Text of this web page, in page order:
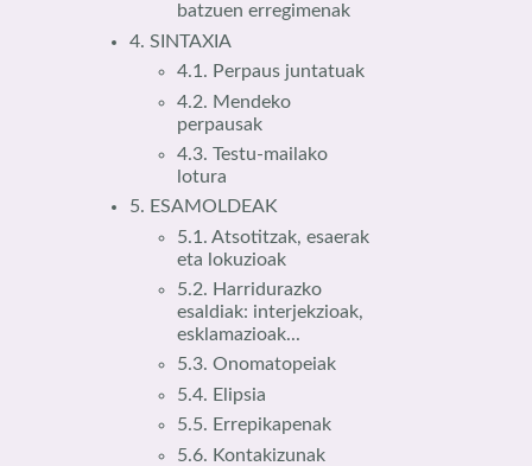
batzuen erregimenak
4. SINTAXIA
4.1. Perpaus juntatuak
4.2. Mendeko
perpausak
4.3. Testu-mailako
lotura
5. ESAMOLDEAK
5.1. Atsotitzak, esaerak
eta lokuzioak
5.2. Harridurazko
esaldiak: interjekzioak,
esklamazioak...
5.3. Onomatopeiak
5.4. Elipsia
5.5. Errepikapenak
5.6. Kontakizunak